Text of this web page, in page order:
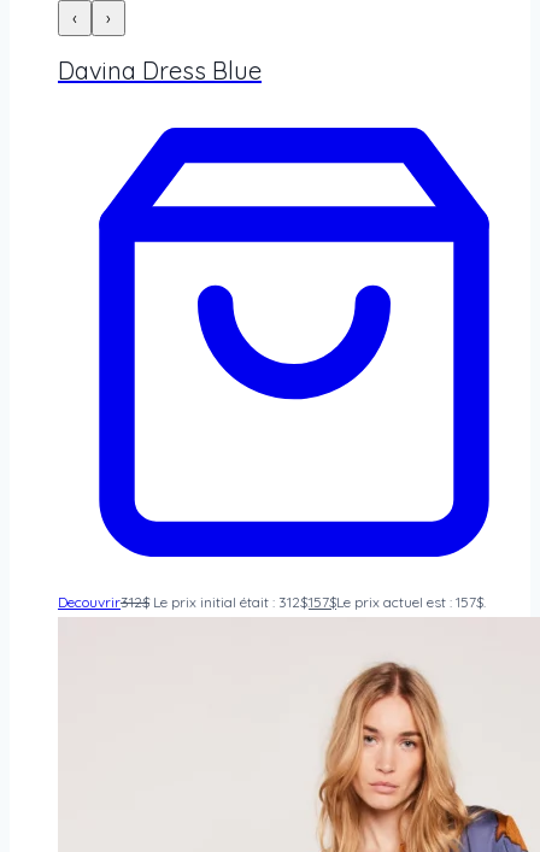
‹ ›
Davina Dress Blue
Decouvrir312$ Le prix initial était : 312$.157$Le prix actuel est : 157$.